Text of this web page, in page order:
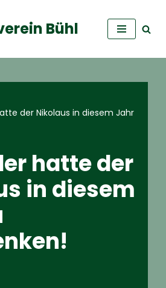
Bühl
der Nikolaus in diesem Jahr
hatte der
in diesem